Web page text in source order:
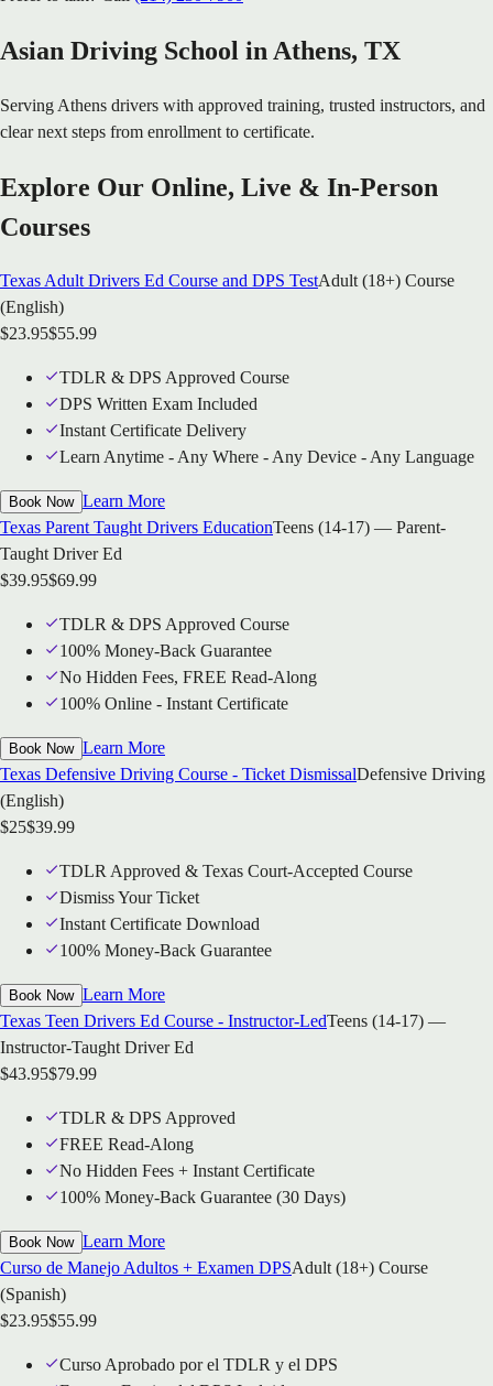
Asian Driving School in Athens, TX
Serving Athens drivers with approved training, trusted instructors, and
clear next steps from enrollment to certificate.
Explore Our Online, Live & In-Person
Courses
Texas Adult Drivers Ed Course and DPS TestAdult (18+) Course
(English)
$23.95$55.99
TDLR & DPS Approved Course
DPS Written Exam Included
Instant Certificate Delivery
Learn Anytime - Any Where - Any Device - Any Language
Book Now Learn More
Texas Parent Taught Drivers EducationTeens (14-17) — Parent-
Taught Driver Ed
$39.95$69.99
TDLR & DPS Approved Course
100% Money-Back Guarantee
No Hidden Fees, FREE Read-Along
100% Online - Instant Certificate
Book Now Learn More
Texas Defensive Driving Course - Ticket DismissalDefensive Driving
(English)
$25$39.99
TDLR Approved & Texas Court-Accepted Course
Dismiss Your Ticket
Instant Certificate Download
100% Money-Back Guarantee
Book Now Learn More
Texas Teen Drivers Ed Course - Instructor-LedTeens (14-17) —
Instructor-Taught Driver Ed
$43.95$79.99
TDLR & DPS Approved
FREE Read-Along
No Hidden Fees + Instant Certificate
100% Money-Back Guarantee (30 Days)
Book Now Learn More
Curso de Manejo Adultos + Examen DPSAdult (18+) Course
(Spanish)
$23.95$55.99
Curso Aprobado por el TDLR y el DPS